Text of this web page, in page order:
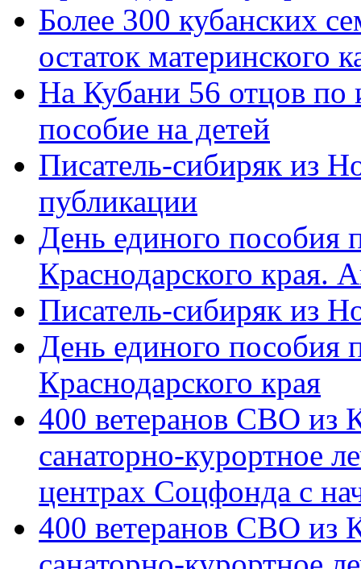
Более 300 кубанских
остаток материнского
На Кубани 56 отцов по
пособие на детей
Писатель-сибиряк из
публикации
День единого пособия
Краснодарского края.
Писатель-сибиряк из
День единого пособия
Краснодарского края
400 ветеранов СВО из
санаторно-курортное
центрах Соцфонда с
400 ветеранов СВО из